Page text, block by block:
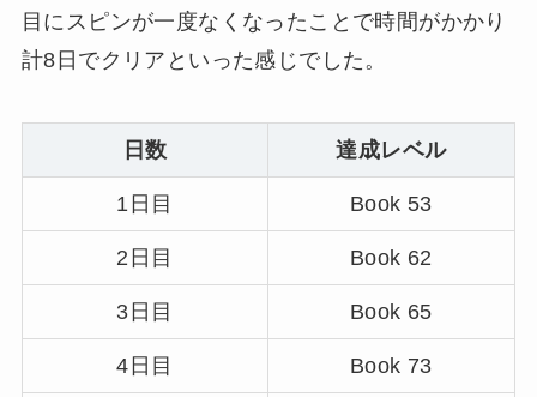
目にスピンが一度なくなったことで時間がかかり
計8日でクリアといった感じでした。
日数 達成レベル
1日目 Book 53
2日目 Book 62
3日目 Book 65
4日目 Book 73